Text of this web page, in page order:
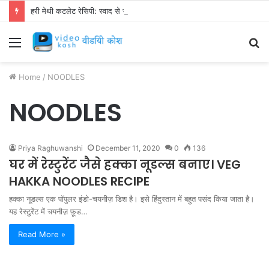
हरी मेथी कटलेट रेसिपी: स्वाद से भरपूर और स्वस्थ नाश्ता बनाएं!
Menu
Home / NOODLES
NOODLES
Priya Raghuwanshi December 11, 2020 0 136
घर में रेस्टुरेंट जैसे हक्का नूडल्स बनाए। VEG
HAKKA NOODLES RECIPE
हक्का नूडल्स एक पॉपुलर इंडो-चयनीज़ डिश है। इसे हिंदुस्तान में बहुत पसंद किया जाता है।
यह रेस्टुरेंट में चयनीज़ फ़ूड…
Read More »